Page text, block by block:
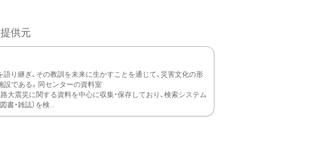
供元
語り継ぎ、その教訓を未来に生かすことを通じて、災害文化の形
設である。同センターの資料室
震災に関する資料を中心に収集・保存しており、検索システム
書・雑誌）を検...